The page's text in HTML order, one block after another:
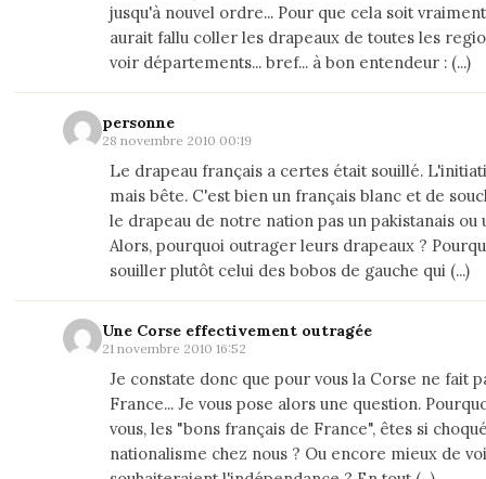
jusqu'à nouvel ordre... Pour que cela soit
aurait fallu coller les drapeaux de toutes les
voir départements... bref... à bon entendeur : (...)
personne
28 novembre 2010 00:19
Le drapeau français a certes était souillé.
mais bête. C'est bien un français blanc et de
le drapeau de notre nation pas un pakistanais ou
Alors, pourquoi outrager leurs drapeaux ?
souiller plutôt celui des bobos de gauche qui (...)
Une Corse effectivement outragée
21 novembre 2010 16:52
Je constate donc que pour vous la Corse ne fait
France... Je vous pose alors une question.
vous, les "bons français de France", êtes si
nationalisme chez nous ? Ou encore mieux de